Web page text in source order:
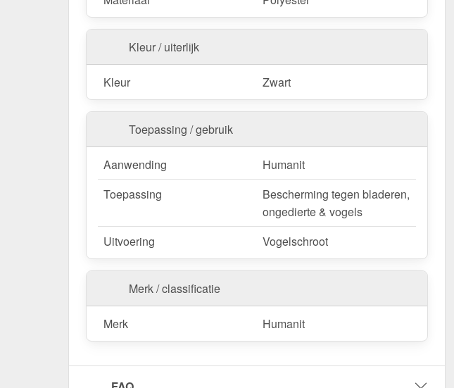
Kleur / uiterlijk
Kleur Zwart
Toepassing / gebruik
Aanwending
Humanit
Toepassing
Bescherming tegen bladeren,
ongedierte & vogels
Uitvoering
Vogelschroot
Merk / classificatie
Merk Humanit